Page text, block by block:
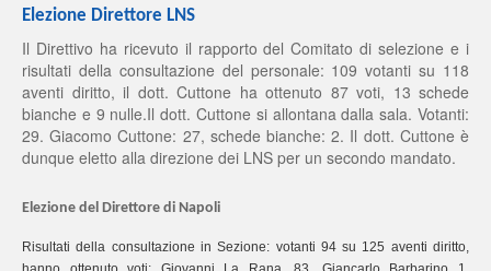
Elezione Direttore LNS
Il Direttivo ha ricevuto il rapporto del Comitato di selezione e i
risultati della consultazione del personale: 109 votanti su 118
aventi diritto, il dott. Cuttone ha ottenuto 87 voti, 13 schede
bianche e 9 nulle.Il dott. Cuttone si allontana dalla sala. Votanti:
29. Giacomo Cuttone: 27, schede bianche: 2. Il dott. Cuttone è
dunque eletto alla direzione dei LNS per un secondo mandato.
Elezione del Direttore di Napoli
Risultati della consultazione in Sezione: votanti 94 su 125 aventi diritto,